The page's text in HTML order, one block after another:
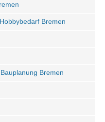
Bremen
Bremen